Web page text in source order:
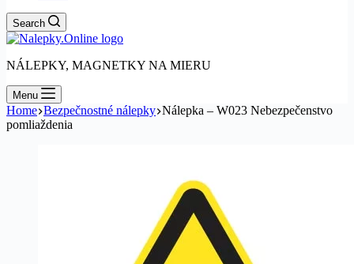
Search
NÁLEPKY, MAGNETKY NA MIERU
Menu
Home Bezpečnostné nálepky Nálepka – W023 Nebezpečenstvo
pomliaždenia